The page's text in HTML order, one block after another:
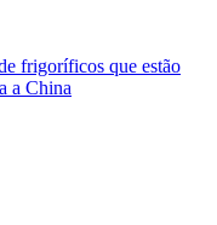
frigoríficos que estão
a China